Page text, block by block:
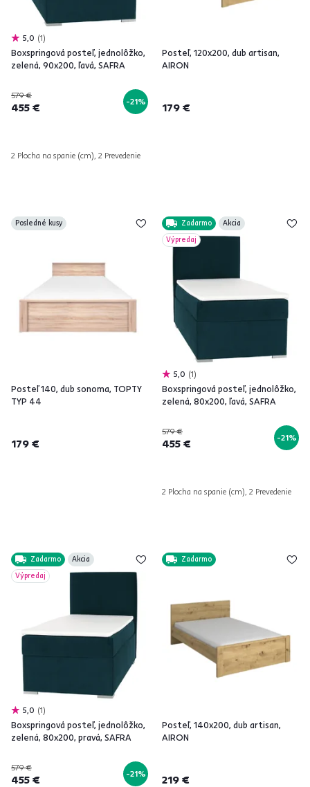
5,0 1
Boxspringová posteľ, jednolôžko,
zelená, 90x200, ľavá, SAFRA
579 €
455 € -21%
2 Plocha na spanie (cm), 2 Prevedenie
Posteľ, 120x200, dub artisan,
AIRON
179 €
Posledné kusy
Posteľ 140, dub sonoma, TOPTY
TYP 44
179 €
Zadarmo
Akcia
Výpredaj
5,0 1
Boxspringová posteľ, jednolôžko,
zelená, 80x200, ľavá, SAFRA
579 €
455 € -21%
2 Plocha na spanie (cm), 2 Prevedenie
Zadarmo
Akcia
Výpredaj
5,0 1
Boxspringová posteľ, jednolôžko,
zelená, 80x200, pravá, SAFRA
579 €
455 € -21%
Zadarmo
Posteľ, 140x200, dub artisan,
AIRON
219 €